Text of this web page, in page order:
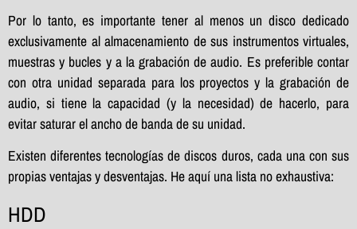
Por lo tanto, es importante tener al menos un disco dedicado
exclusivamente al almacenamiento de sus instrumentos virtuales,
muestras y bucles y a la grabación de audio. Es preferible contar
con otra unidad separada para los proyectos y la grabación de
audio, si tiene la capacidad (y la necesidad) de hacerlo, para
evitar saturar el ancho de banda de su unidad.
Existen diferentes tecnologías de discos duros, cada una con sus
propias ventajas y desventajas. He aquí una lista no exhaustiva:
HDD